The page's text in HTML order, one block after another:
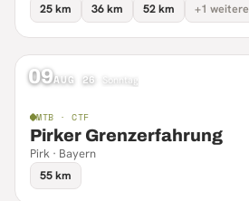
25 km
36 km 52 km +1 weitere
09AUG 26 Sonntag
MTB · CTF
Pirker Grenzerfahrung
Pirk · Bayern
55 km